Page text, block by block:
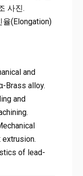
사진.
(Elongation)
and
Brass alloy.
and
of lead-